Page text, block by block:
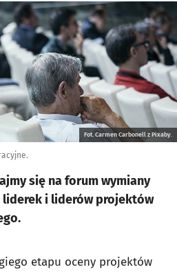
Fot. Carmen Carbonell z Pixaby.
się na forum wymiany
liderek i liderów projektów
etapu oceny projektów